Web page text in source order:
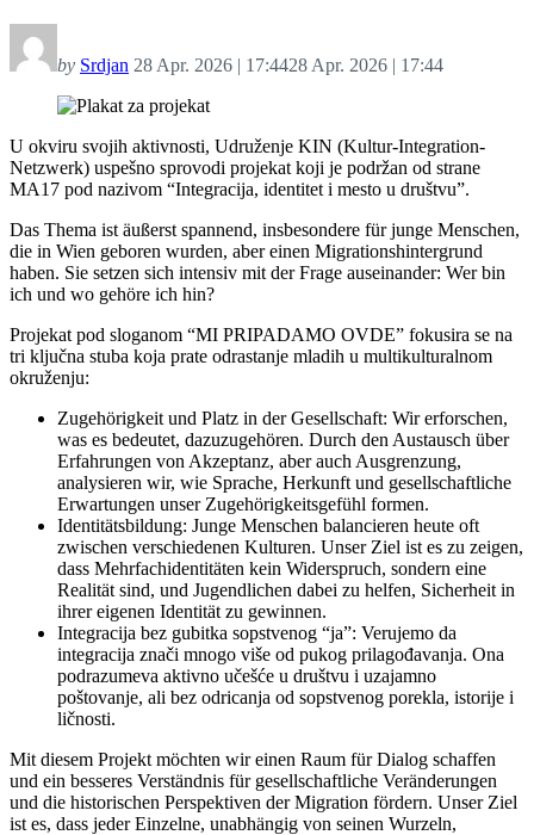
by Srdjan 28 Apr. 2026 | 17:4428 Apr. 2026 | 17:44
U okviru svojih aktivnosti, Udruženje KIN (Kultur-Integration-
Netzwerk) uspešno sprovodi projekat koji je podržan od strane
MA17 pod nazivom “Integracija, identitet i mesto u društvu”.
Das Thema ist äußerst spannend, insbesondere für junge Menschen,
die in Wien geboren wurden, aber einen Migrationshintergrund
haben. Sie setzen sich intensiv mit der Frage auseinander: Wer bin
ich und wo gehöre ich hin?
Projekat pod sloganom “MI PRIPADAMO OVDE” fokusira se na
tri ključna stuba koja prate odrastanje mladih u multikulturalnom
okruženju:
Zugehörigkeit und Platz in der Gesellschaft: Wir erforschen,
was es bedeutet, dazuzugehören. Durch den Austausch über
Erfahrungen von Akzeptanz, aber auch Ausgrenzung,
analysieren wir, wie Sprache, Herkunft und gesellschaftliche
Erwartungen unser Zugehörigkeitsgefühl formen.
Identitätsbildung: Junge Menschen balancieren heute oft
zwischen verschiedenen Kulturen. Unser Ziel ist es zu zeigen,
dass Mehrfachidentitäten kein Widerspruch, sondern eine
Realität sind, und Jugendlichen dabei zu helfen, Sicherheit in
ihrer eigenen Identität zu gewinnen.
Integracija bez gubitka sopstvenog “ja”: Verujemo da
integracija znači mnogo više od pukog prilagođavanja. Ona
podrazumeva aktivno učešće u društvu i uzajamno
poštovanje, ali bez odricanja od sopstvenog porekla, istorije i
ličnosti.
Mit diesem Projekt möchten wir einen Raum für Dialog schaffen
und ein besseres Verständnis für gesellschaftliche Veränderungen
und die historischen Perspektiven der Migration fördern. Unser Ziel
ist es, dass jeder Einzelne, unabhängig von seinen Wurzeln,